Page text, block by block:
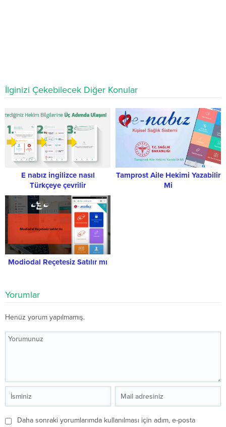
İlginizi Çekebilecek Diğer Konular
E nabız ingilizce nasıl
Türkçeye çevrilir
Tamprost Aile Hekimi Yazabilir
Mi
Modiodal Reçetesiz Satılır mı
Yorumlar
Henüz yorum yapılmamış.
Daha sonraki yorumlarımda kullanılması için adım, e-posta